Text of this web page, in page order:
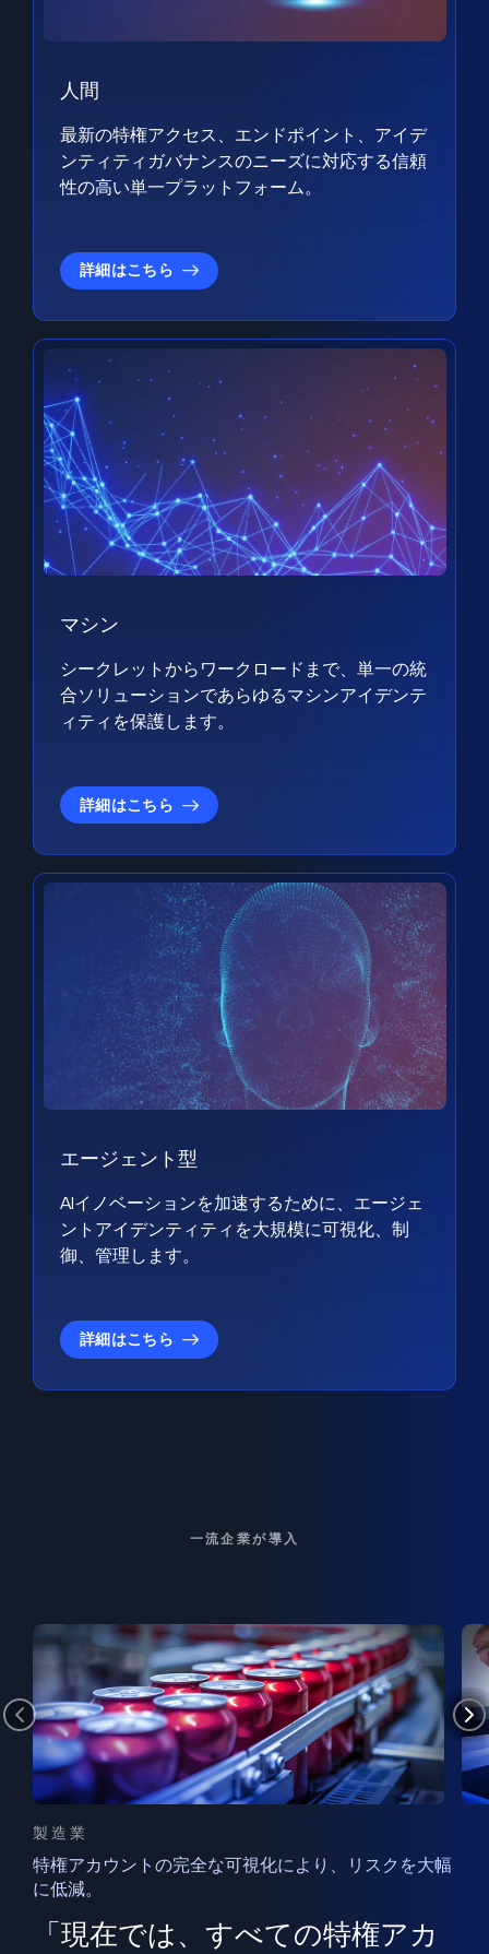
人間
最新の特権アクセス、エンドポイント、アイデ
ンティティガバナンスのニーズに対応する信頼
性の高い単一プラットフォーム。
詳細はこちら
マシン
シークレットからワークロードまで、単一の統
合ソリューションであらゆるマシンアイデンテ
ィティを保護します。
詳細はこちら
エージェント型
AIイノベーションを加速するために、エージェ
ントアイデンティティを大規模に可視化、制
御、管理します。
詳細はこちら
一流企業が導入
製造業
特権アカウントの完全な可視化により、リスクを大幅
に低減。
「現在では、すべての特権アカ